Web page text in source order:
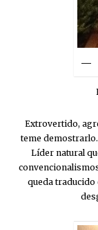
Extrovertido,
teme
Líder natural
queda traducido